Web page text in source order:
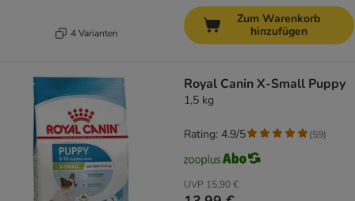
4 Varianten
Zum Warenkorb
hinzufügen
Royal Canin X-Small Puppy
1,5 kg
UVP 15,90 €
Rating: 4.9/5 (59)